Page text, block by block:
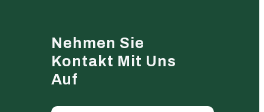
Nehmen Sie
Kontakt Mit Uns
Auf